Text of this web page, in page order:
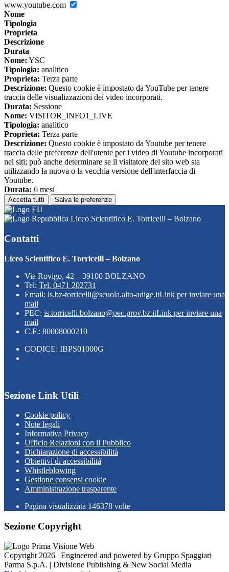
www.youtube.com
Nome
Tipologia
Proprieta
Descrizione
Durata
Nome: YSC
Tipologia: analitico
Proprieta: Terza parte
Descrizione: Questo cookie è impostato da YouTube per tenere
traccia delle visualizzazioni dei video incorporati.
Durata: Sessione
Nome: VISITOR_INFO1_LIVE
Tipologia: analitico
Proprieta: Terza parte
Descrizione: Questo cookie è impostato da Youtube per tenere
traccia delle preferenze dell'utente per i video di Youtube incorporati
nei siti; può anche determinare se il visitatore del sito web sta
utilizzando la nuova o la vecchia versione dell'interfaccia di
Youtube.
Durata: 6 mesi
Accetta tutti Salva le preferenze
Liceo Scientifico E. Torricelli – Bolzano
Contatti
Liceo Scientifico E. Torricelli – Bolzano
Via Rovigo, 42 – 39100 BOLZANO
Tel: Tel. 0471 202731
Email: ls.bz-torricelli@scuola.alto-adige.itLink per inviare una
mail
PEC: is.torricelli.bolzano@pec.prov.bz.itLink per inviare una
mail
C.F.: 80008000210
CODICE: IBPS01000G
Sezione Link Utili
Cookie policy
Note legali
Informativa Privacy
Ufficio Relazioni con il Pubblico
Dichiarazione di accessibilità
Obiettivi di accessibilità
Whistleblowing
Gestione consensi cookie
Amministrazione trasparente
Pagina visualizzata 146378 volte
Sezione Copyright
Copyright 2026 | Engineered and powered by Gruppo Spaggiari
Parma S.p.A. | Divisione Publishing & New Social Media